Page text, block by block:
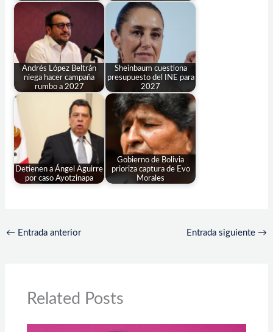
Andrés López Beltrán
niega hacer campaña
rumbo a 2027
Sheinbaum cuestiona
presupuesto del INE para
2027
Detienen a Ángel Aguirre
por caso Ayotzinapa
Gobierno de Bolivia
prioriza captura de Evo
Morales
← Entrada anterior Entrada siguiente →
Related Posts